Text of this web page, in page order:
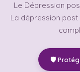
Le Dépression
La dépression
🛡️